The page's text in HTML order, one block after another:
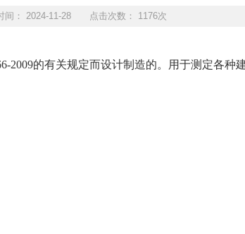
间： 2024-11-28 点击次数： 1176次
2009的有关规定而设计制造的。用于测定各种